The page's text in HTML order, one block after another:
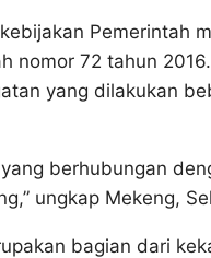
Pemerintah
nomor 72 tahun
yang dilakukan
berhubungan
ungkap Mekeng,
bagian dari